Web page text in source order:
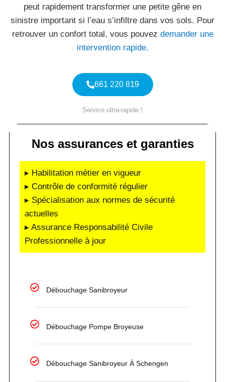
peut rapidement transformer une petite gêne en
sinistre important si l’eau s’infiltre dans vos sols. Pour
retrouver un confort total, vous pouvez demander une
intervention rapide.
661 220 819
Service ultra-rapide !
Nos assurances et garanties
▸ Habilitation métier en vigueur
▸ Contrôle de conformité régulier
▸ Spécialisation aux normes de sécurité
actuelles
▸ Assurance Responsabilité Civile
Professionnelle à jour
Débouchage Sanibroyeur
Débouchage Pompe Broyeuse
Débouchage Sanibroyeur À Schengen